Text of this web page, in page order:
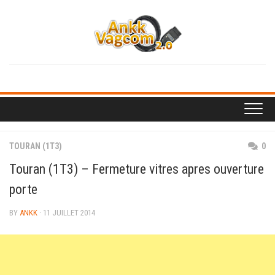
TOURAN (1T3) 0
Touran (1T3) – Fermeture vitres apres ouverture
porte
BY ANKK · 11 JUILLET 2014